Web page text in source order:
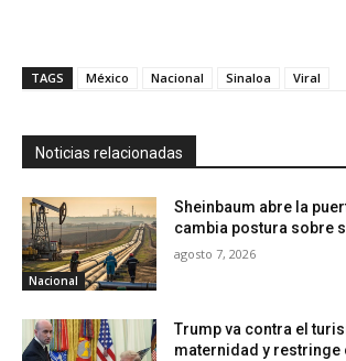
TAGS México Nacional Sinaloa Viral
Noticias relacionadas
Nacional
Sheinbaum abre la
cambia postura sobre
agosto 7, 2026
Trump va contra el
maternidad y restringe